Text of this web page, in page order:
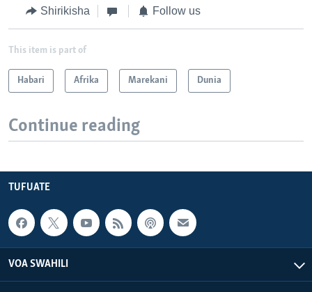
Shirikisha Follow us
This item is part of
Habari Afrika Marekani Dunia
Continue reading
TUFUATE
VOA SWAHILI